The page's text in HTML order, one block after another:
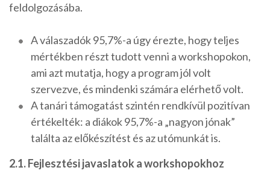
feldolgozásába.
A válaszadók 95,7%-a úgy érezte, hogy teljes
mértékben részt tudott venni a workshopokon,
ami azt mutatja, hogy a program jól volt
szervezve, és mindenki számára elérhető volt.
A tanári támogatást szintén rendkívül pozitívan
értékelték: a diákok 95,7%-a „nagyon jónak”
találta az előkészítést és az utómunkát is.
2.1. Fejlesztési javaslatok a workshopokhoz